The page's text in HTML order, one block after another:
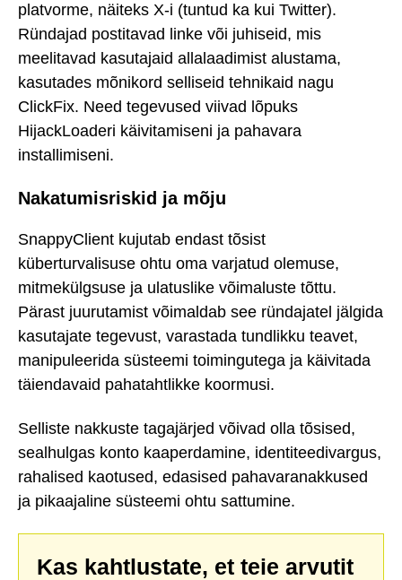
platvorme, näiteks X-i (tuntud ka kui Twitter).
Ründajad postitavad linke või juhiseid, mis
meelitavad kasutajaid allalaadimist alustama,
kasutades mõnikord selliseid tehnikaid nagu
ClickFix. Need tegevused viivad lõpuks
HijackLoaderi käivitamiseni ja pahavara
installimiseni.
Nakatumisriskid ja mõju
SnappyClient kujutab endast tõsist
küberturvalisuse ohtu oma varjatud olemuse,
mitmekülgsuse ja ulatuslike võimaluste tõttu.
Pärast juurutamist võimaldab see ründajatel jälgida
kasutajate tegevust, varastada tundlikku teavet,
manipuleerida süsteemi toimingutega ja käivitada
täiendavaid pahatahtlikke koormusi.
Selliste nakkuste tagajärjed võivad olla tõsised,
sealhulgas konto kaaperdamine, identiteedivargus,
rahalised kaotused, edasised pahavaranakkused
ja pikaajaline süsteemi ohtu sattumine.
Kas kahtlustate, et teie arvutit